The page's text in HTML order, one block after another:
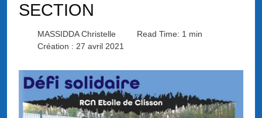
SECTION
MASSIDDA Christelle
Read Time: 1 min
Création : 27 avril 2021